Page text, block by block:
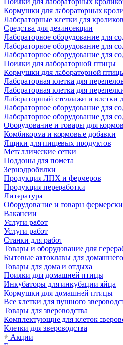
Поилки для лабораторных
Кормушки для лабораторных
Лабораторные клетки для кроликов
Средства для дезинсекции
Лабораторное оборудование для
Лабораторное оборудование для
Лабораторное оборудование для
Поилки для лабораторной птицы
Кормушки для лабораторной
Лабораторная клетка для
Лабораторная клетка для
Лабораторный стеллажи и клетки
Лабораторное оборудование для
Лабораторное оборудование для
Оборудование и товары для
Комбикорма и кормовые добавки
Ящики для пищевых продуктов
Металлические сетки
Поддоны для помета
Зернодробилки
Продукция ЛПХ и фермеров
Продукция переработки
Литература
Оборудование и товары
Вакансии
Услуги работ
Услуги работ
Станки для работ
Товары и оборудование для
Бытовые автоклавы для
Товары для дома и отдыха
Поилки для домашней птицы
Инкубаторы для инкубации яйца
Кормушки для домашней птицы
Все клетки для пушного
Товары для звероводства
Комплектующие для клеток
Клетки для звероводства
Акции